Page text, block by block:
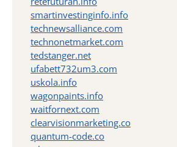
smartinvestinginfo.info
technewsalliance.com
technonetmarket.com
tedstanger.net
ufabett732um3.com
uskola.info
wagonpaints.info
waitfornext.com
clearvisionmarketing.co
quantum-code.co